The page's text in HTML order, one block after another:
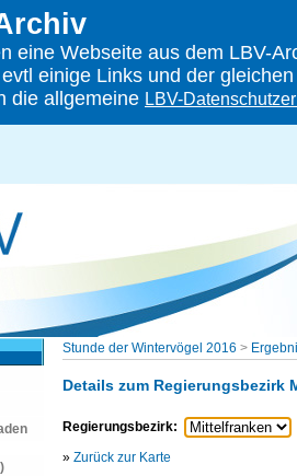
eine Webseite aus dem LBV-
einige Links und der
die allgemeine LBV-
Stunde der Wintervögel 2016 >
Details zum Regierungsbezirk
Regierungsbezirk:
» Zurück zur Karte